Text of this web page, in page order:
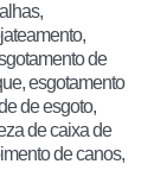
de
esgotamento
de esgoto,
de caixa de
de canos,